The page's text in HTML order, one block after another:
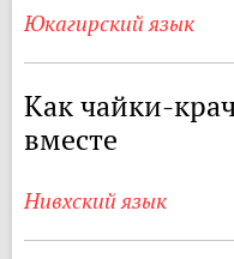
Юкагирский язык
Как чайки-
вместе
Нивхский язык